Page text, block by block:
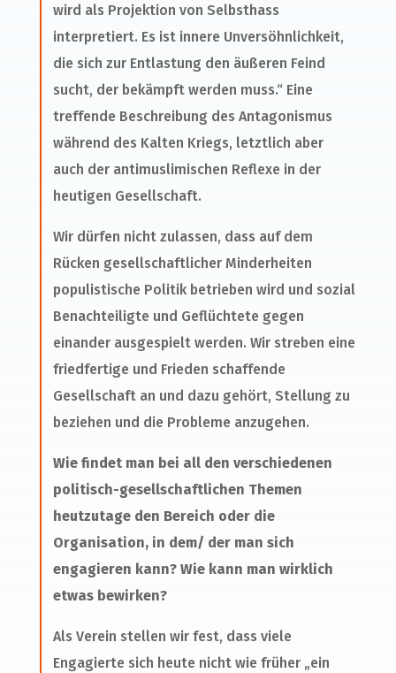
wird als Projektion von Selbsthass
interpretiert. Es ist innere Unversöhnlichkeit,
die sich zur Entlastung den äußeren Feind
sucht, der bekämpft werden muss.“ Eine
treffende Beschreibung des Antagonismus
während des Kalten Kriegs, letztlich aber
auch der antimuslimischen Reflexe in der
heutigen Gesellschaft.
Wir dürfen nicht zulassen, dass auf dem
Rücken gesellschaftlicher Minderheiten
populistische Politik betrieben wird und sozial
Benachteiligte und Geflüchtete gegen
einander ausgespielt werden. Wir streben eine
friedfertige und Frieden schaffende
Gesellschaft an und dazu gehört, Stellung zu
beziehen und die Probleme anzugehen.
Wie findet man bei all den verschiedenen
politisch-gesellschaftlichen Themen
heutzutage den Bereich oder die
Organisation, in dem/ der man sich
engagieren kann? Wie kann man wirklich
etwas bewirken?
Als Verein stellen wir fest, dass viele
Engagierte sich heute nicht wie früher „ein